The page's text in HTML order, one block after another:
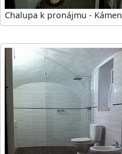
Chalupa k pronájmu - Kámen